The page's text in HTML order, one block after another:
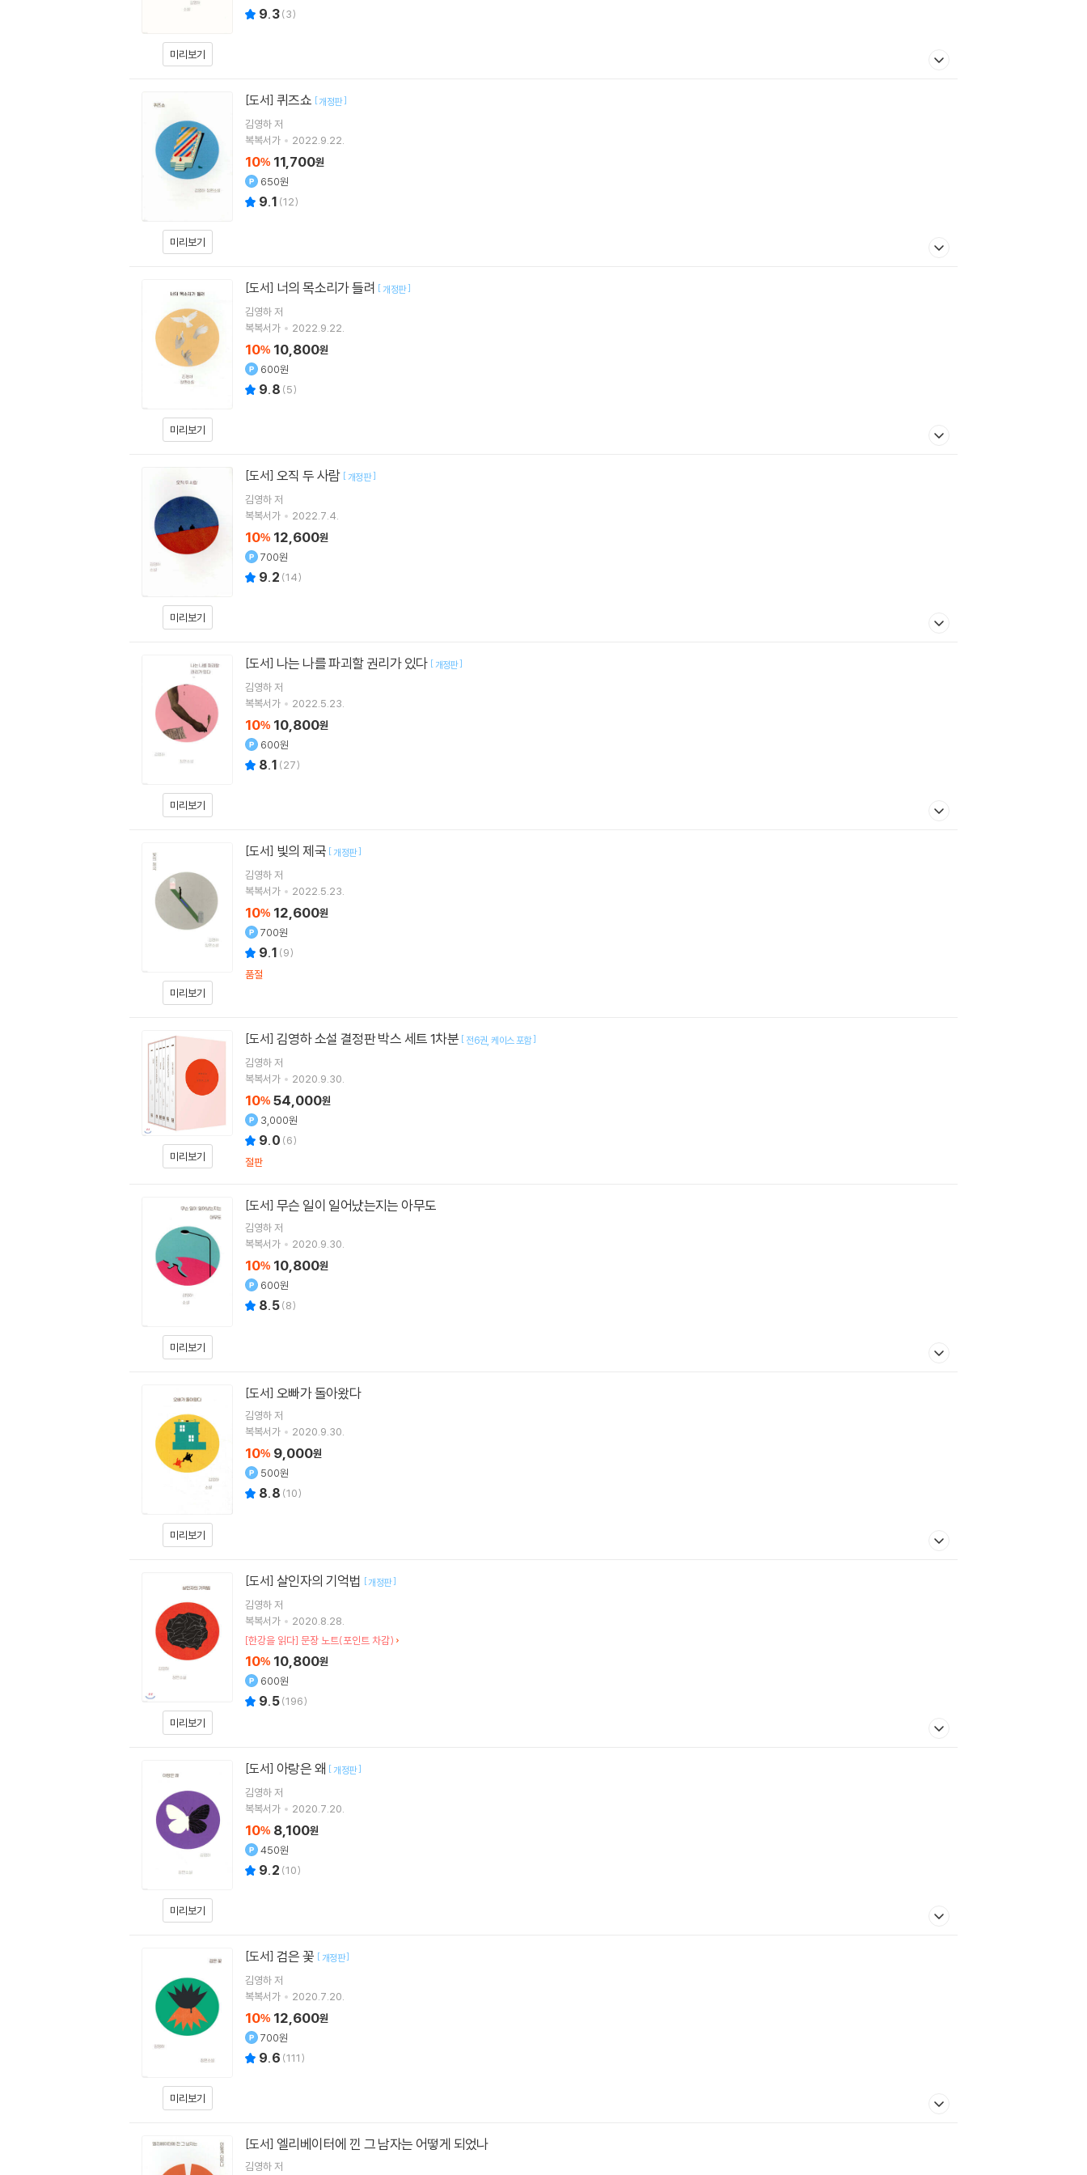
미리보기
9.3(3)
미리보기
[도서] 퀴즈쇼 [개정판]
김영하저
복복서가
2022.9.22.
10% 11,700원
650원
9.1 (12)
미리보기
[도서] 너의 목소리가 들려 [개정판]
김영하저
복복서가
2022.9.22.
10% 10,800원
600원
9.8 (5)
미리보기
[도서] 오직 두 사람 [개정판]
김영하저
복복서가
2022.7.4.
10% 12,600원
700원
9.2 (14)
미리보기
[도서] 나는 나를 파괴할 권리가 있다 [개정판]
김영하저
복복서가
2022.5.23.
10% 10,800원
600원
8.1 (27)
미리보기
[도서] 빛의 제국 [개정판]
김영하저
복복서가
2022.5.23.
10% 12,600원
700원
9.1 (9)
품절
미리보기
[도서] 김영하 소설 결정판 박스 세트 1차분 [ 전6권 케이스 포함]
김영하저
복복서가
2020.9.30.
10% 54,000원
3,000원
9.0 (6)
절판
미리보기
[도서] 무슨 일이 일어났는지는 아무도
김영하저
복복서가
2020.9.30.
10% 10,800원
600원
8.5(8)
미리보기
[도서] 오빠가 돌아왔다
김영하저
복복서가
2020.9.30.
10% 9,000원
500원
8.8 (10)
미리보기
[도서] 살인자의 기억법 [개정판]
김영하저
복복서가
2020.8.28.
[한강을 읽다] 문장 노트(포인트 차감)
10% 10,800원
600원
9.5(196)
미리보기
[도서] 아랑은 왜 [개정판]
김영하저
복복서가
2020.7.20.
10% 8,100원
450원
9.2 (10)
미리보기
[도서] 검은 꽃 [개정판]
김영하저
복복서가
2020.7.20.
10% 12,600원
700원
9.6 (111)
[도서] 엘리베이터에 낀 그 남자는 어떻게 되었나
김영하저